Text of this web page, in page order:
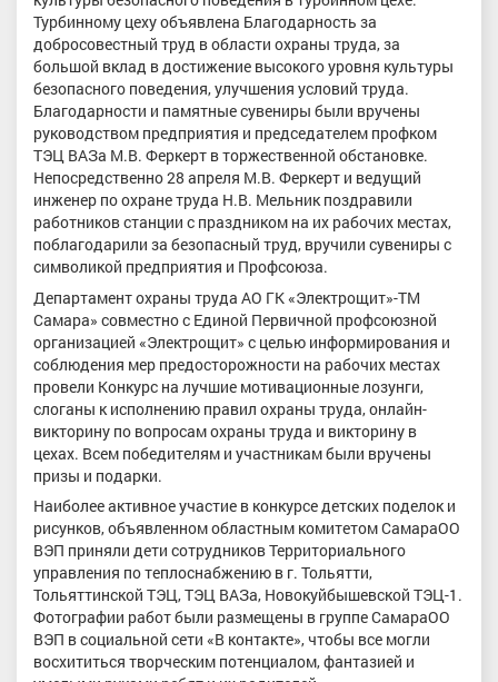
Турбинному цеху объявлена Благодарность за
добросовестный труд в области охраны труда, за
большой вклад в достижение высокого уровня культуры
безопасного поведения, улучшения условий труда.
Благодарности и памятные сувениры были вручены
руководством предприятия и председателем профком
ТЭЦ ВАЗа М.В. Феркерт в торжественной обстановке.
Непосредственно 28 апреля М.В. Феркерт и ведущий
инженер по охране труда Н.В. Мельник поздравили
работников станции с праздником на их рабочих местах,
поблагодарили за безопасный труд, вручили сувениры с
символикой предприятия и Профсоюза.
Департамент охраны труда АО ГК «Электрощит»-ТМ
Самара» совместно с Единой Первичной профсоюзной
организацией «Электрощит» с целью информирования и
соблюдения мер предосторожности на рабочих местах
провели Конкурс на лучшие мотивационные лозунги,
слоганы к исполнению правил охраны труда, онлайн-
викторину по вопросам охраны труда и викторину в
цехах. Всем победителям и участникам были вручены
призы и подарки.
Наиболее активное участие в конкурсе детских поделок и
рисунков, объявленном областным комитетом СамараОО
ВЭП приняли дети сотрудников Территориального
управления по теплоснабжению в г. Тольятти,
Тольяттинской ТЭЦ, ТЭЦ ВАЗа, Новокуйбышевской ТЭЦ-1.
Фотографии работ были размещены в группе СамараОО
ВЭП в социальной сети «В контакте», чтобы все могли
восхититься творческим потенциалом, фантазией и